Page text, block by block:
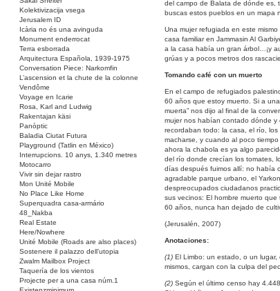
Kolektivizacija vsega
Jerusalem ID
Icària no és una avinguda
Monument enderrocat
Terra esborrada
Arquitectura Española, 1939-1975
Conversation Piece: Narkomfin
L’ascension et la chute de la colonne
Vendôme
Voyage en Icarie
Rosa, Karl and Ludwig
Rakentajan käsi
Panòptic
Baladia Ciutat Futura
Playground (Tatlin en México)
Interrupcions. 10 anys, 1.340 metres
Motocarro
Vivir sin dejar rastro
Mon Unité Mobile
No Place Like Home
Superquadra casa-armário
48_Nakba
Real Estate
Here/Nowhere
Unité Mobile (Roads are also places)
Sostenere il palazzo dell’utopia
Zwalm Mailbox Project
Taquería de los vientos
Projecte per a una casa núm.1
del campo de Balata de dónde es,
buscas estos pueblos en un mapa
Una mujer refugiada en este
casa familiar en Jammasin Al
a la casa había un gran árbol…¡y
grúas y a pocos metros dos
Tomando café con un muerto
En el campo de refugiados
60 años que estoy muerto. Si a
muerta” nos dijo al final de la
mujer nos habían contado dónde
recordaban todo: la casa, el río,
macharse, y cuando al poco
ahora la chabola es ya algo
del río donde crecían los tomates,
días después fuimos allí: no había
agradable parque urbano, el
despreocupados ciudadanos
sus vecinos: El hombre muerto
60 años, nunca han dejado de
(Jerusalén, 2007)
Anotaciones:
(1) El Limbo: un estado, o un
mismos, cargan con la culpa del
(2) Según el último censo hay